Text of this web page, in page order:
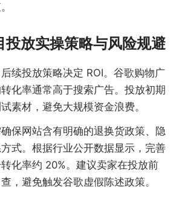
投放实操策略与风险规避
续投放策略决定 ROI。谷歌购物广
化率通常高于搜索广告。投放初期
素材，避免大规模资金浪费。
保网站含有明确的退换货政策、隐
式。根据行业公开数据显示，完善
化率约 20%。建议卖家在投放前
，避免触发谷歌虚假陈述政策。